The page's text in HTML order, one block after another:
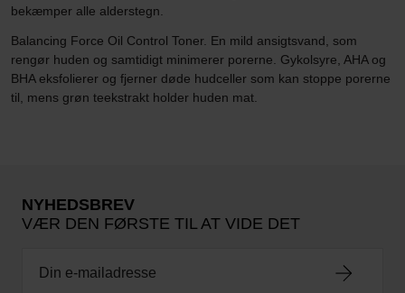
bekæmper alle alderstegn.
Balancing Force Oil Control Toner. En mild ansigtsvand, som
rengør huden og samtidigt minimerer porerne. Gykolsyre, AHA og
BHA eksfolierer og fjerner døde hudceller som kan stoppe porerne
til, mens grøn teekstrakt holder huden mat.
NYHEDSBREV
VÆR DEN FØRSTE TIL AT VIDE DET